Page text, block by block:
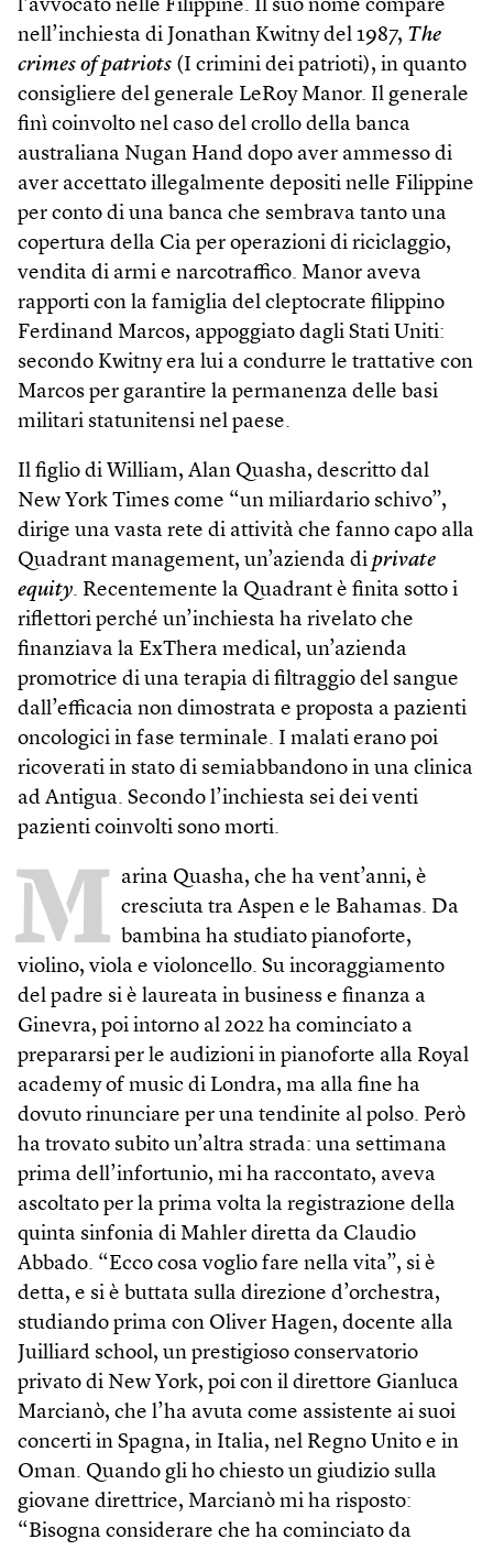
l’avvocato nelle Filippine. Il suo nome compare
nell’inchiesta di Jonathan Kwitny del 1987, The
crimes of patriots (I crimini dei patrioti), in quanto
consigliere del generale LeRoy Manor. Il generale
finì coinvolto nel caso del crollo della banca
australiana Nugan Hand dopo aver ammesso di
aver accettato illegalmente depositi nelle Filippine
per conto di una banca che sembrava tanto una
copertura della Cia per operazioni di riciclaggio,
vendita di armi e narcotraffico. Manor aveva
rapporti con la famiglia del cleptocrate filippino
Ferdinand Marcos, appoggiato dagli Stati Uniti:
secondo Kwitny era lui a condurre le trattative con
Marcos per garantire la permanenza delle basi
militari statunitensi nel paese.
Il figlio di William, Alan Quasha, descritto dal
New York Times come “un miliardario schivo”,
dirige una vasta rete di attività che fanno capo alla
Quadrant management, un’azienda di private
equity. Recentemente la Quadrant è finita sotto i
riflettori perché un’inchiesta ha rivelato che
finanziava la ExThera medical, un’azienda
promotrice di una terapia di filtraggio del sangue
dall’efficacia non dimostrata e proposta a pazienti
oncologici in fase terminale. I malati erano poi
ricoverati in stato di semiabbandono in una clinica
ad Antigua. Secondo l’inchiesta sei dei venti
pazienti coinvolti sono morti.
M arina Quasha, che ha vent’anni, è
cresciuta tra Aspen e le Bahamas. Da
bambina ha studiato pianoforte,
violino, viola e violoncello. Su incoraggiamento
del padre si è laureata in business e finanza a
Ginevra, poi intorno al 2022 ha cominciato a
prepararsi per le audizioni in pianoforte alla Royal
academy of music di Londra, ma alla fine ha
dovuto rinunciare per una tendinite al polso. Però
ha trovato subito un’altra strada: una settimana
prima dell’infortunio, mi ha raccontato, aveva
ascoltato per la prima volta la registrazione della
quinta sinfonia di Mahler diretta da Claudio
Abbado. “Ecco cosa voglio fare nella vita”, si è
detta, e si è buttata sulla direzione d’orchestra,
studiando prima con Oliver Hagen, docente alla
Juilliard school, un prestigioso conservatorio
privato di New York, poi con il direttore Gianluca
Marcianò, che l’ha avuta come assistente ai suoi
concerti in Spagna, in Italia, nel Regno Unito e in
Oman. Quando gli ho chiesto un giudizio sulla
giovane direttrice, Marcianò mi ha risposto:
“Bisogna considerare che ha cominciato da